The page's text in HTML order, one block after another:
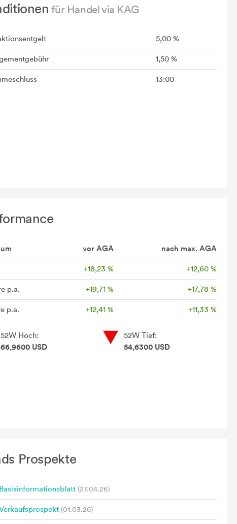
für Handel via KAG
5,00 %
1,50 %
13:00
vor AGA nach max. AGA
+18,23 % +12,60 %
p.a. +19,71 % +17,78 %
p.a. +12,41 % +11,33 %
52W Hoch:
66,9600 USD
52W Tief:
54,6300 USD
Prospekte
(27.04.26)
(01.03.26)